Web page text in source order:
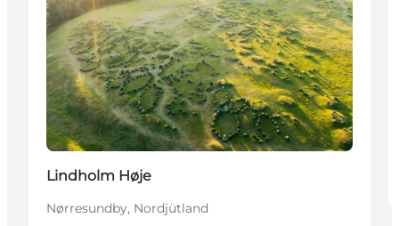
Lindholm Høje
Nørresundby, Nordjütland